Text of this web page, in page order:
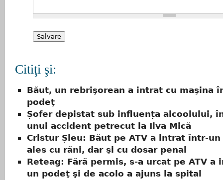
Citiţi şi:
Băut, un rebrişorean a intrat cu maşina
podeţ
Șofer depistat sub influența alcoolului,
unui accident petrecut la Ilva Mică
Cristur Șieu: Băut pe ATV a intrat într-un
ales cu răni, dar şi cu dosar penal
Reteag: Fără permis, s-a urcat pe ATV a
un podeţ şi de acolo a ajuns la spital